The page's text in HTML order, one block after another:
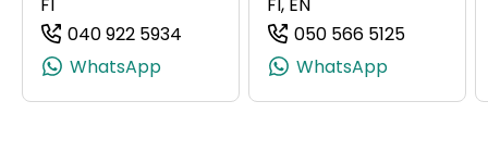
040 922 5934
(+358409225934, 0409225934,
WhatsApp
050 566 5125
WhatsApp